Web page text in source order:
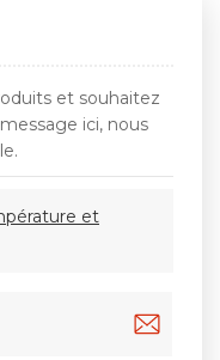
et souhaitez
ici, nous
et